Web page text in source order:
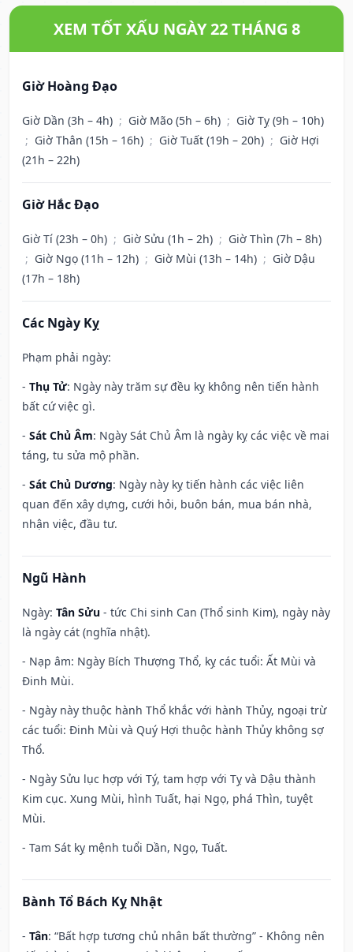
XEM TỐT XẤU NGÀY 22 THÁNG 8
Giờ Hoàng Đạo
Giờ Dần (3h – 4h) ; Giờ Mão (5h – 6h) ; Giờ Tỵ (9h – 10h)
; Giờ Thân (15h – 16h) ; Giờ Tuất (19h – 20h) ; Giờ Hợi
(21h – 22h)
Giờ Hắc Đạo
Giờ Tí (23h – 0h) ; Giờ Sửu (1h – 2h) ; Giờ Thìn (7h – 8h)
; Giờ Ngọ (11h – 12h) ; Giờ Mùi (13h – 14h) ; Giờ Dậu
(17h – 18h)
Các Ngày Kỵ
Phạm phải ngày:
- Thụ Tử: Ngày này trăm sự đều kỵ không nên tiến hành
bất cứ việc gì.
- Sát Chủ Âm: Ngày Sát Chủ Âm là ngày kỵ các việc về mai
táng, tu sửa mộ phần.
- Sát Chủ Dương: Ngày này kỵ tiến hành các việc liên
quan đến xây dựng, cưới hỏi, buôn bán, mua bán nhà,
nhận việc, đầu tư.
Ngũ Hành
Ngày: Tân Sửu - tức Chi sinh Can (Thổ sinh Kim), ngày này
là ngày cát (nghĩa nhật).
- Nạp âm: Ngày Bích Thượng Thổ, kỵ các tuổi: Ất Mùi và
Đinh Mùi.
- Ngày này thuộc hành Thổ khắc với hành Thủy, ngoại trừ
các tuổi: Đinh Mùi và Quý Hợi thuộc hành Thủy không sợ
Thổ.
- Ngày Sửu lục hợp với Tý, tam hợp với Tỵ và Dậu thành
Kim cục. Xung Mùi, hình Tuất, hại Ngọ, phá Thìn, tuyệt
Mùi.
- Tam Sát kỵ mệnh tuổi Dần, Ngọ, Tuất.
Bành Tổ Bách Kỵ Nhật
- Tân: “Bất hợp tương chủ nhân bất thường” - Không nên